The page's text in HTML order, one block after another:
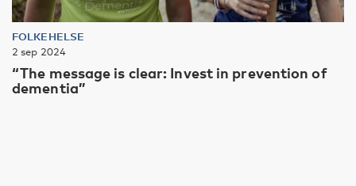
FOLKEHELSE
2 sep 2024
“The message is clear: Invest in prevention of
dementia”